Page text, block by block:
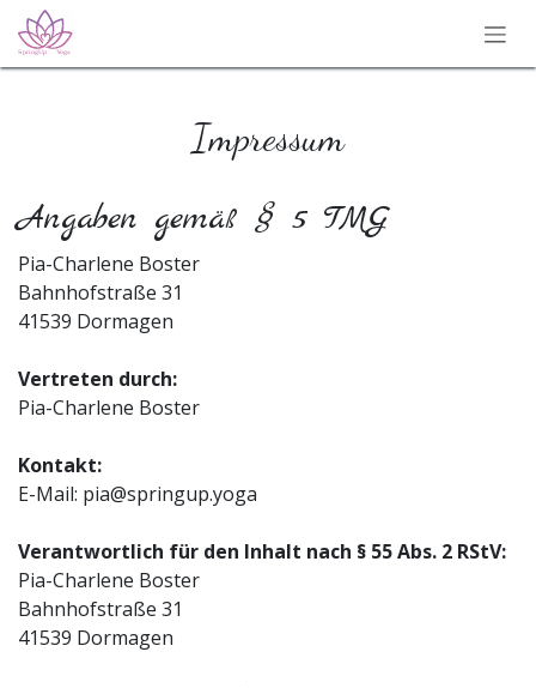
Zum Inhalt springen
Impressum
Angaben gemäß § 5 TMG
Pia-Charlene Boster
Bahnhofstraße 31
41539 Dormagen
Vertreten durch:
Pia-Charlene Boster
Kontakt:
E-Mail: pia@springup.yoga
Verantwortlich für den Inhalt nach § 55 Abs. 2 RStV:
Pia-Charlene Boster
Bahnhofstraße 31
41539 Dormagen